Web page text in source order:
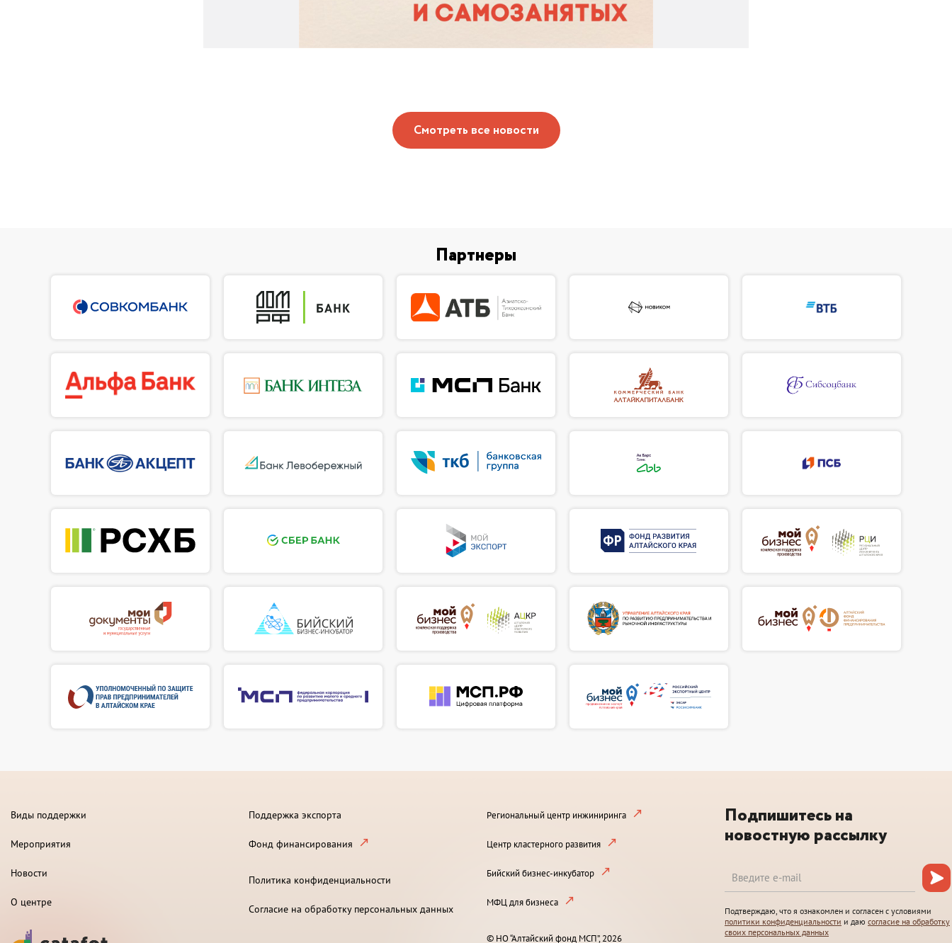
Смотреть все новости
Партнеры
Виды поддержки
Мероприятия
Новости
О центре
Поддержка экспорта
Фонд финансирования
Политика конфиденциальности
Согласие на обработку персональных данных
Региональный центр инжиниринга
Центр кластерного развития
Бийский бизнес-инкубатор
МФЦ для бизнеса
© НО “Алтайский фонд МСП”, 2026
Подпишитесь на
новостную рассылку
Подтверждаю, что я ознакомлен и согласен с условиями
политики конфиденциальности и даю согласие на обработку
своих персональных данных